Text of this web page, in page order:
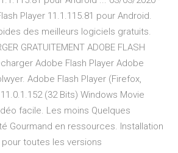
Player 11.1.115.81 pour Android.
des meilleurs logiciels gratuits.
GRATUITEMENT ADOBE FLASH
Adobe Flash Player Adobe
Adobe Flash Player (Firefox,
(32 Bits) Windows Movie
facile. Les moins Quelques
Gourmand en ressources. Installation
pour toutes les versions